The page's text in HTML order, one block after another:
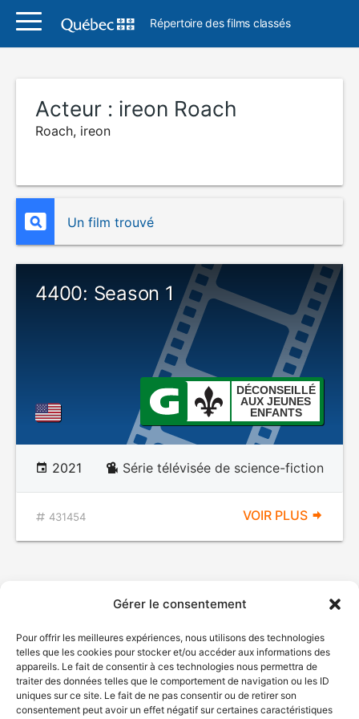
Gérer le consentement
Pour offrir les meilleures expériences, nous utilisons des technologies
telles que les cookies pour stocker et/ou accéder aux informations des
appareils. Le fait de consentir à ces technologies nous permettra de
traiter des données telles que le comportement de navigation ou les ID
uniques sur ce site. Le fait de ne pas consentir ou de retirer son
consentement peut avoir un effet négatif sur certaines caractéristiques
Répertoire des films classés
Acteur : ireon Roach
Roach, ireon
Un film trouvé
4400: Season 1
DÉCONSEILLÉ
AUX JEUNES
ENFANTS
2021 Série télévisée de science-fiction
431454 VOIR PLUS